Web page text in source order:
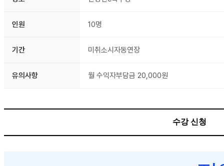
인원 10명
기간 미취소시자동연장
유의사항 월 수익자부담금 20,000원
수강 신청